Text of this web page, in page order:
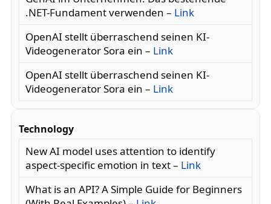
.NET-Fundament verwenden – Link
OpenAI stellt überraschend seinen KI-
Videogenerator Sora ein – Link
OpenAI stellt überraschend seinen KI-
Videogenerator Sora ein – Link
Technology
New AI model uses attention to identify
aspect-specific emotion in text – Link
What is an API? A Simple Guide for Beginners